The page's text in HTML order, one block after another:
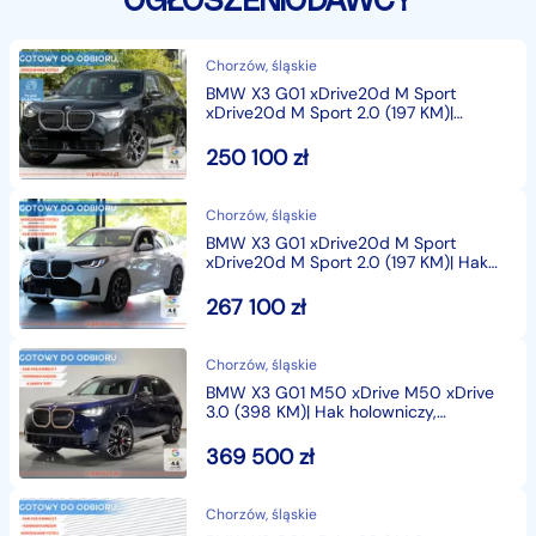
✔ Podsufitka M Anthracite
SYSTEMY ASYSTUJĄCE KIEROWCY PLUS
PAKIET LUSTEREK ZEWNĘTRZNYCH ROZSZERZONY
(ELEKTRYCZNIE SKŁADANE, KIEROWCY AUTOMAT.
PRZYCIEMNIANE)
DODATKOWO:
✔ 19" aluminiowe obręcze M Y-spoke 1035 Bicolor
✔ M Alcantara/Veganza Black materiałowa, skóra
ekologiczna
✔ Listwy ozdobne M szczotkowane Aluminium
────────────────────────────────────
────────────────────────────────────
───
FORMA SPRZEDAŻY:
Chorzów, śląskie
BMW X3 G01 xDrive20d M Sport
xDrive20d M Sport 2.0 (197 KM)|
250 100zł
Chorzów, śląskie
BMW X3 G01 xDrive20d M Sport
xDrive20d M Sport 2.0 (197 KM)| Hak
267 100zł
Chorzów, śląskie
BMW X3 G01 M50 xDrive M50 xDrive
3.0 (398 KM)| Hak holowniczy,
369 500zł
Chorzów, śląskie